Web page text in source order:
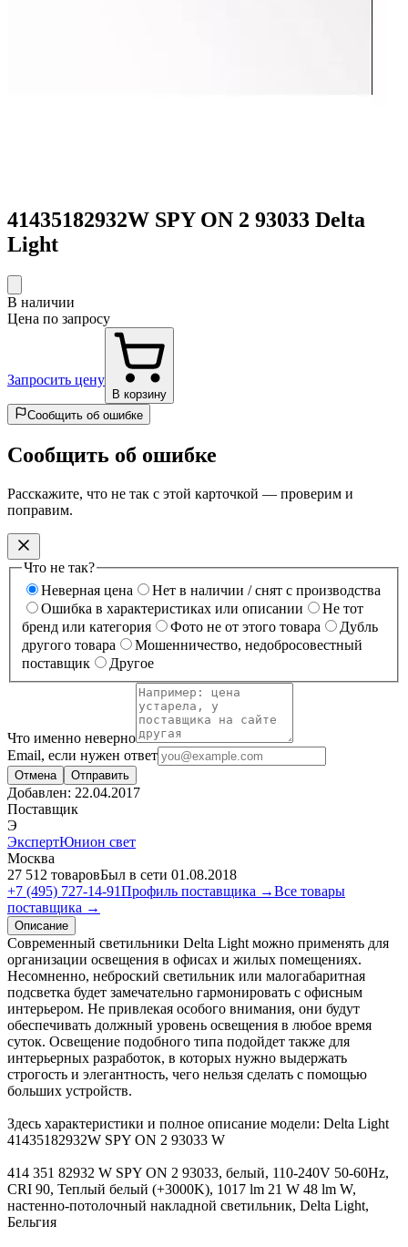
41435182932W SPY ON 2 93033 Delta
Light
В наличии
Цена по запросу
Запросить цену
В корзину
Сообщить об ошибке
Сообщить об ошибке
Расскажите, что не так с этой карточкой — проверим и
поправим.
Что не так?
Неверная цена
Нет в наличии / снят с производства
Ошибка в характеристиках или описании
Не тот
бренд или категория
Фото не от этого товара
Дубль
другого товара
Мошенничество, недобросовестный
поставщик
Другое
Что именно неверно
Email, если нужен ответ
Отмена Отправить
Добавлен: 22.04.2017
Поставщик
Э
ЭкспертЮнион свет
Москва
27 512 товаровБыл в сети 01.08.2018
+7 (495) 727-14-91Профиль поставщика →Все товары
поставщика →
Описание
Современный светильники Delta Light можно применять для
организации освещения в офисах и жилых помещениях.
Несомненно, неброский светильник или малогабаритная
подсветка будет замечательно гармонировать с офисным
интерьером. Не привлекая особого внимания, они будут
обеспечивать должный уровень освещения в любое время
суток. Освещение подобного типа подойдет также для
интерьерных разработок, в которых нужно выдержать
строгость и элегантность, чего нельзя сделать с помощью
больших устройств.
Здесь характеристики и полное описание модели: Delta Light
41435182932W SPY ON 2 93033 W
414 351 82932 W SPY ON 2 93033, белый, 110-240V 50-60Hz,
CRI 90, Теплый белый (+3000K), 1017 lm 21 W 48 lm W,
настенно-потолочный накладной светильник, Delta Light,
Бельгия